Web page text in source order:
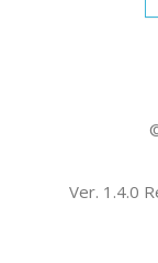
Ver. 1.4.0